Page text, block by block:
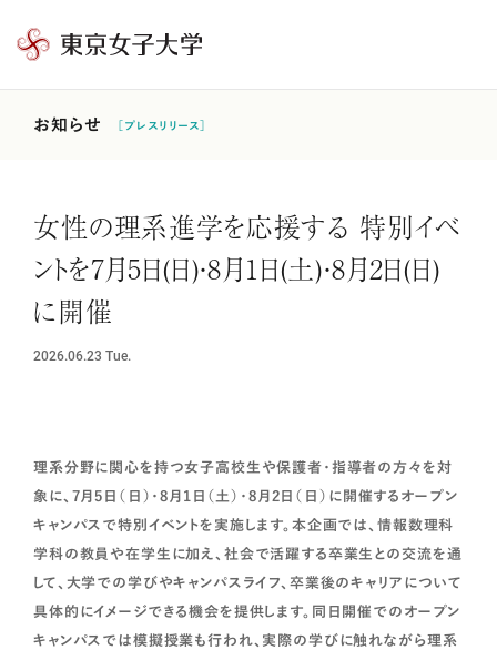
東
お知らせ ［プレスリリース］
女性の理系進学を応援する 特別イベ
ントを7月5日(日)・8月1日(土)・8月2日(日)
に開催
2026.06.23 Tue.
理系分野に関心を持つ女子高校生や保護者・指導者の方々を対
象に、7月5日（日）・8月1日（土）・8月2日（日）に開催するオープン
キャンパスで特別イベントを実施します。本企画では、情報数理科
学科の教員や在学生に加え、社会で活躍する卒業生との交流を通
して、大学での学びやキャンパスライフ、卒業後のキャリアについて
具体的にイメージできる機会を提供します。同日開催でのオープン
キャンパスでは模擬授業も行われ、実際の学びに触れながら理系